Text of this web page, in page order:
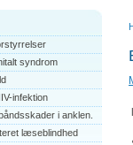
syndrom
infektion
i anklen.
læseblindhed